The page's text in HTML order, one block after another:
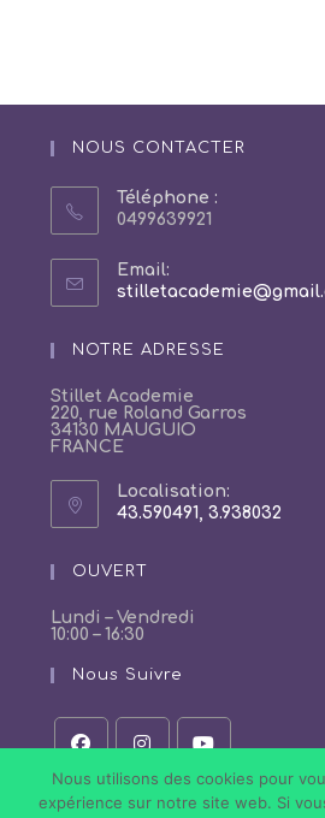
NOUS CONTACTER
Téléphone :
0499639921
Email:
NOTRE ADRESSE
Stillet Academie
220, rue Roland Garros
34130 MAUGUIO
FRANCE
Localisation:
43.590491, 3.938032
un
nouvel
OUVERT
Lundi – Vendredi
10:00 – 16:30
Nous Suivre
S’ouvre
dans
un
S’ouvre
un
S’ouvre
dans
un
Nous utilisons des cookies pour
expérience sur notre site web. Si